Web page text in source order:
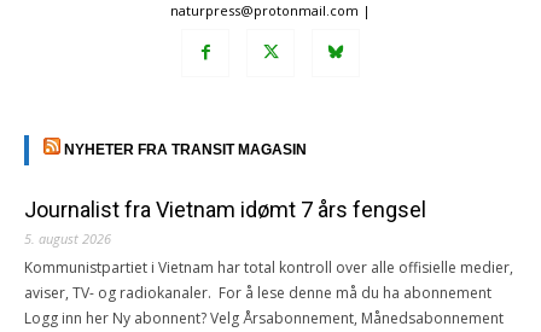
naturpress@protonmail.com |
NYHETER FRA TRANSIT MAGASIN
Journalist fra Vietnam idømt 7 års fengsel
5. august 2026
Kommunistpartiet i Vietnam har total kontroll over alle offisielle medier,
aviser, TV- og radiokanaler. For å lese denne må du ha abonnement
Logg inn her Ny abonnent? Velg Årsabonnement, Månedsabonnement